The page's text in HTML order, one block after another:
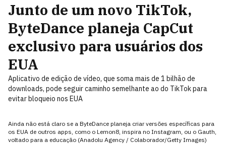
Junto de um novo TikTok,
ByteDance planeja CapCut
exclusivo para usuários dos
EUA
Aplicativo de edição de vídeo, que soma mais de 1 bilhão de
downloads, pode seguir caminho semelhante ao do TikTok para
evitar bloqueio nos EUA
Ainda não está claro se a ByteDance planeja criar versões específicas para
os EUA de outros apps, como o Lemon8, inspira no Instagram, ou o Gauth,
voltado para a educação (Anadolu Agency / Colaborador/Getty Images)